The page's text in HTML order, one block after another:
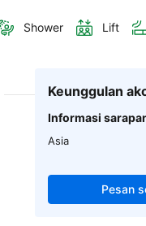
Shower Lift
Keunggulan
Informasi
Asia
Pesan